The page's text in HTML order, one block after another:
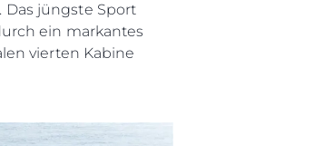
jüngste Sport
ein markantes
vierten Kabine